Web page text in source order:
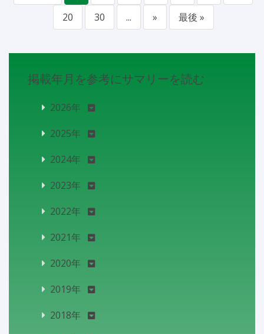
20
30 ... » 最後 »
掲載年月を参考にサマリーを読む
2026年
2025年
2024年
2023年
2022年
2021年
2020年
2019年
2018年